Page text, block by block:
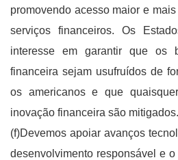
promovendo acesso maior e
serviços financeiros. Os
interesse em garantir que os
financeira sejam usufruídos de
os americanos e que
inovação financeira são mitigados.
(f)Devemos apoiar avanços
desenvolvimento responsável e